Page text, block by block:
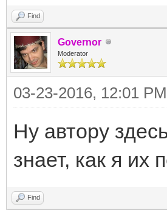
Find
Governor
Moderator
03-23-2016, 12:01 PM
Ну автору
знает, как я
Find